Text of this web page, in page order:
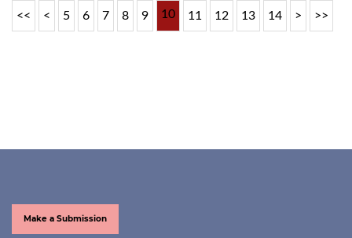
<< < 5 6 7 8 9 10 11 12 13 14 > >>
Make a Submission